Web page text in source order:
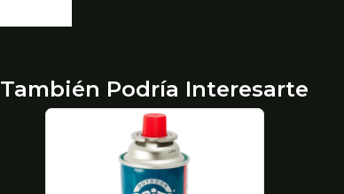
También Podría Interesarte